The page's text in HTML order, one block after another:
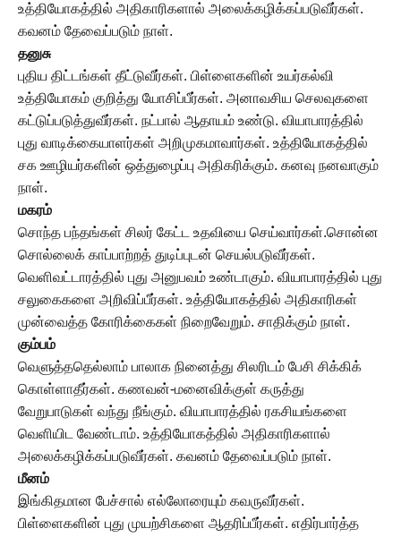
உத்தியோகத்தில் அதிகாரிகளால் அலைக்கழிக்கப்படுவீர்கள்.
கவனம் தேவைப்படும் நாள்.
தனுசு
புதிய திட்டங்கள் தீட்டுவீர்கள். பிள்ளைகளின் உயர்கல்வி
உத்தியோகம் குறித்து யோசிப்பீர்கள். அனாவசிய செலவுகளை
கட்டுப்படுத்துவீர்கள். நட்பால் ஆதாயம் உண்டு. வியாபாரத்தில்
புது வாடிக்கையாளர்கள் அறிமுகமாவார்கள். உத்தியோகத்தில்
சக ஊழியர்களின் ஒத்துழைப்பு அதிகரிக்கும். கனவு நனவாகும்
நாள்.
மகரம்
சொந்த பந்தங்கள் சிலர் கேட்ட உதவியை செய்வார்கள்.சொன்ன
சொல்லைக் காப்பாற்றத் துடிப்புடன் செயல்படுவீர்கள்.
வெளிவட்டாரத்தில் புது அனுபவம் உண்டாகும். வியாபாரத்தில் புது
சலுகைகளை அறிவிப்பீர்கள். உத்தியோகத்தில் அதிகாரிகள்
முன்வைத்த கோரிக்கைகள் நிறைவேறும். சாதிக்கும் நாள்.
கும்பம்
வெளுத்ததெல்லாம் பாலாக நினைத்து சிலரிடம் பேசி சிக்கிக்
கொள்ளாதீர்கள். கணவன்-மனைவிக்குள் கருத்து
வேறுபாடுகள் வந்து நீங்கும். வியாபாரத்தில் ரகசியங்களை
வெளியிட வேண்டாம். உத்தியோகத்தில் அதிகாரிகளால்
அலைக்கழிக்கப்படுவீர்கள். கவனம் தேவைப்படும் நாள்.
மீனம்
இங்கிதமான பேச்சால் எல்லோரையும் கவருவீர்கள்.
பிள்ளைகளின் புது முயற்சிகளை ஆதரிப்பீர்கள். எதிர்பார்த்த